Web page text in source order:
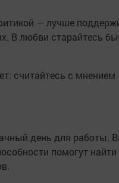
— лучше
В любви старайтесь
считайтесь с мнением
день для работы.
помогут